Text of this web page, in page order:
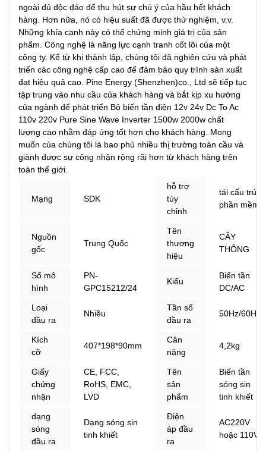
ngoài đủ độc đáo để thu hút sự chú ý của hầu hết khách
hàng. Hơn nữa, nó có hiệu suất đã được thử nghiệm, v.v.
Những khía cạnh này có thể chứng minh giá trị của sản
phẩm. Công nghệ là năng lực cạnh tranh cốt lõi của một
công ty. Kể từ khi thành lập, chúng tôi đã nghiên cứu và phát
triển các công nghệ cấp cao để đảm bảo quy trình sản xuất
đạt hiệu quả cao. Pine Energy (Shenzhen)co., Ltd sẽ tiếp tục
tập trung vào nhu cầu của khách hàng và bắt kịp xu hướng
của ngành để phát triển Bộ biến tần điện 12v 24v Dc To Ac
110v 220v Pure Sine Wave Inverter 1500w 2000w chất
lượng cao nhằm đáp ứng tốt hơn cho khách hàng. Mong
muốn của chúng tôi là bao phủ nhiều thị trường toàn cầu và
giành được sự công nhận rộng rãi hơn từ khách hàng trên
toàn thế giới.
Mạng SDK
hỗ trợ
tùy
chỉnh
tái cấu trúc
phần mềm
Nguồn
gốc
Trung Quốc
Tên
thương
hiệu
CÂY
THÔNG
Số mô
hình
PN-
GPC15212/24
Kiểu
Biến tần
DC/AC
Loại
đầu ra
Nhiều
Tần số
đầu ra
50Hz/60Hz
Kích
cỡ
407*198*90mm
Cân
nặng
4,2kg
Giấy
chứng
nhận
CE, FCC,
RoHS, EMC,
LVD
Tên
sản
phẩm
Biến tần
sóng sin
tinh khiết
dạng
sóng
đầu ra
Dạng sóng sin
tinh khiết
Điện
áp đầu
ra
AC220V
hoặc 110V